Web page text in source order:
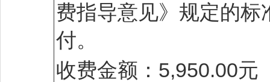
费指导意见》规定的
付。
收费金额：5,950.00元